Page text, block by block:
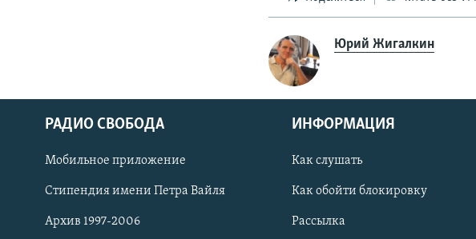
СОЦИАЛЬНЫЕ СЕТИ
Юрий Жигалкин
РАДИО СВОБОДА
Мобильное приложение
Стипендия имени Петра Вайля
Архив 1997-2006
ИНФОРМАЦИЯ
Как слушать
Как обойти блокировку
Рассылка